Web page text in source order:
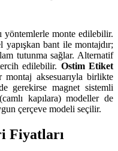
yöntemlerle monte edilebilir.
bant ile montajdır;
tutunma sağlar. Alternatif
edilebilir. Ostim Etiket
montaj aksesuarıyla birlikte
gerekirse magnet sistemli
kapılara) modeller de
çerçeve modeli seçilir.
Fiyatları